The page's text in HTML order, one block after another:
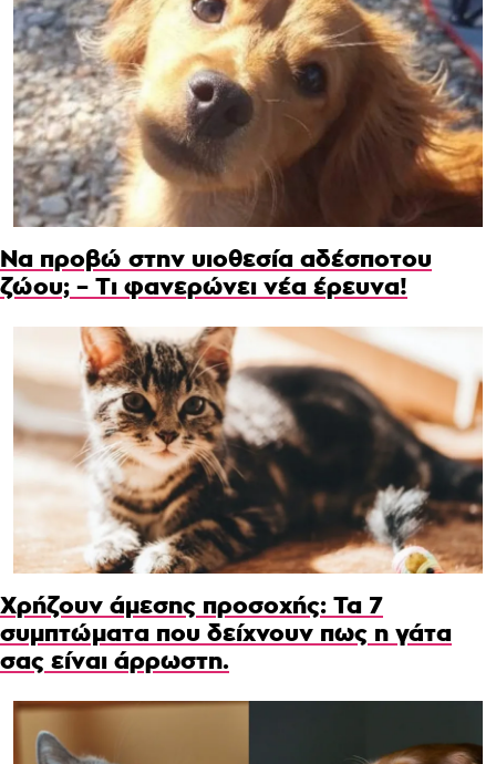
Να προβώ στην υιοθεσία αδέσποτου
ζώου; – Τι φανερώνει νέα έρευνα!
Χρήζουν άμεσης προσοχής: Τα 7
συμπτώματα που δείχνουν πως η γάτα
σας είναι άρρωστη.